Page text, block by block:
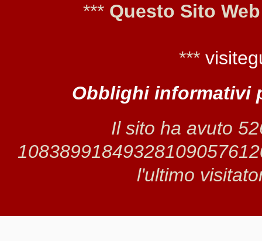
*** Questo Sito
***
Obblighi informativi
Il sito ha avuto
l'ultimo